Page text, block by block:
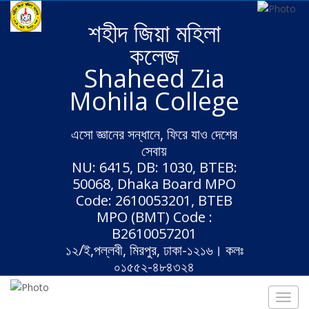
শহীদ জিয়া মহিলা
কলেজ
Shaheed Zia
Mohila College
এসো জ্ঞানের সন্ধানে, ফিরে যাও দেশের
সেবায়
NU: 6415, DB: 1030, BTEB:
50068, Dhaka Board MPO
Code: 2610053201, BTEB
MPO (BMT) Code :
B2610057201
১২/ই,পল্লবী, মিরপুর, ঢাকা-১২১৬। কলঃ
০১৫৫২-৪৮৪৩২৪